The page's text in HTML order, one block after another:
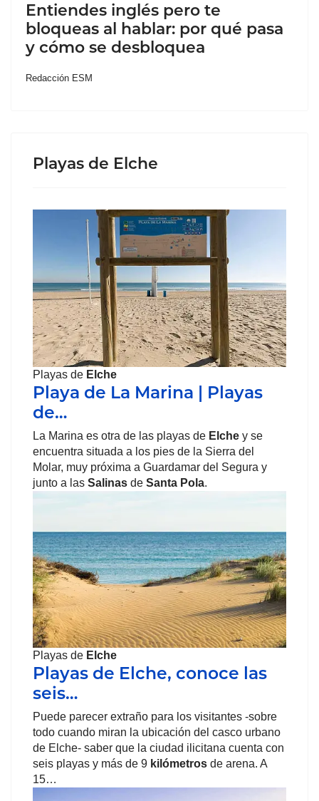
Entiendes inglés pero te
bloqueas al hablar: por qué pasa
y cómo se desbloquea
Redacción ESM
Playas de Elche
Playas de Elche
Playa de La Marina | Playas
de…
La Marina es otra de las playas de Elche y se
encuentra situada a los pies de la Sierra del
Molar, muy próxima a Guardamar del Segura y
junto a las Salinas de Santa Pola.
Playas de Elche
Playas de Elche, conoce las
seis…
Puede parecer extraño para los visitantes -sobre
todo cuando miran la ubicación del casco urbano
de Elche- saber que la ciudad ilicitana cuenta con
seis playas y más de 9 kilómetros de arena. A
15…